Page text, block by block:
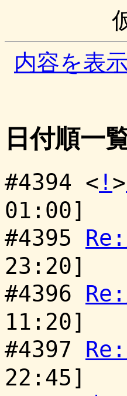
内容を表
日付順一
#4394 < ! >
01:00]
#4395
23:20]
#4396
11:20]
#4397
22:45]